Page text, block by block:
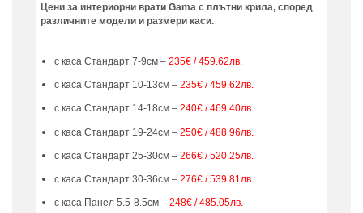
Цени за интериорни врати Gama с плътни крила, според
различните модели и размери каси.
с каса Стандарт 7-9см –235€ / 459.62лв.
с каса Стандарт 10-13см –235€ / 459.62лв.
с каса Стандарт 14-18см –240€ / 469.40лв.
с каса Стандарт 19-24см –250€ / 488.96лв.
с каса Стандарт 25-30см –266€ / 520.25лв.
с каса Стандарт 30-36см –276€ / 539.81лв.
с каса Панел 5.5-8.5см –248€ / 485.05лв.